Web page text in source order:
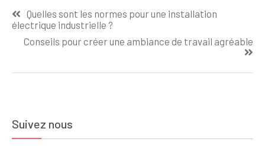
de
l’article
Quelles sont les normes pour une installation
électrique industrielle ?
Conseils pour créer une ambiance de travail agréable
Suivez nous